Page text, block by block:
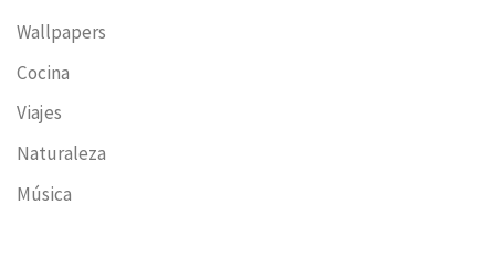
Wallpapers
Cocina
Viajes
Naturaleza
Música